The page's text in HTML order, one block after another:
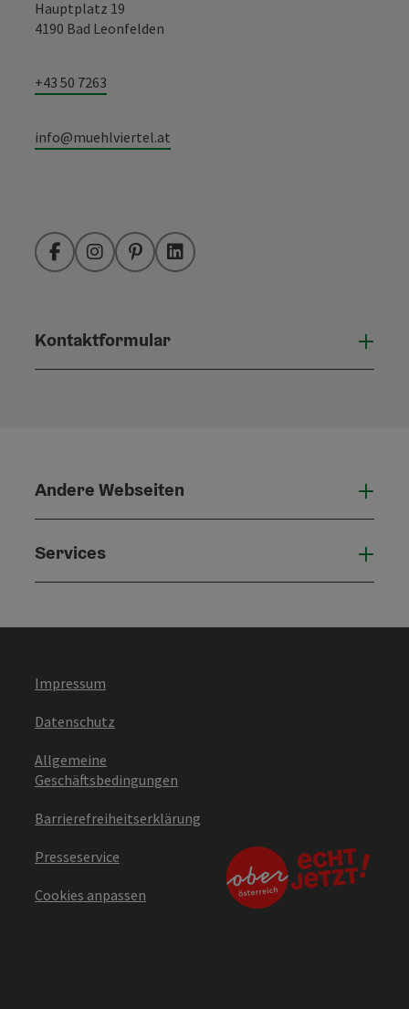
Hauptplatz 19
4190 Bad Leonfelden
+43 50 7263
info@muehlviertel.at
FacebookInstagramPinterestLinkedIn
Kontaktformular
Andere Webseiten
Services
Impressum
Datenschutz
Allgemeine
Geschäftsbedingungen
Barrierefreiheitserklärung
Presseservice
Cookies anpassen